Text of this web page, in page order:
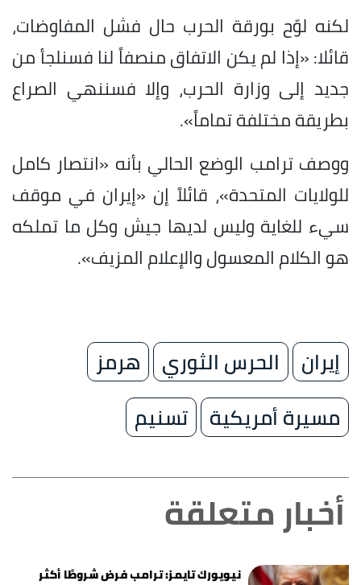
لكنه لوّح بورقة الحرب حال فشل المفاوضات،
قائلا: «إذا لم يكن الاتفاق منصفاً لنا فسنلجأ من
جديد إلى وزارة الحرب، وإلا فسننهي الصراع
بطريقة مختلفة تماماً».
ووصف ترامب الوضع الحالي بأنه «انتصار كامل
للولايات المتحدة»، قائلاً إن «إيران في موقف
سيء للغاية وليس لديها جيش وكل ما تملكه
هو الكلام المعسول والإعلام المزيف».
إيران الحرس الثوري
هرمز
مسيرة أمريكية تسنيم
أخبار متعلقة
نيويورك تايمز: ترامب فرض شروطًا أكثر